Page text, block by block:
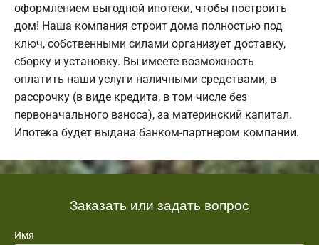
оформлением выгодной ипотеки, чтобы построить
дом! Наша компания строит дома полностью под
ключ, собственными силами организует доставку,
сборку и установку. Вы имеете возможность
оплатить наши услуги наличными средствами, в
рассрочку (в виде кредита, в том числе без
первоначального взноса), за материнский капитал.
Ипотека будет выдана банком-партнером компании.
Заказать или задать вопрос
Имя